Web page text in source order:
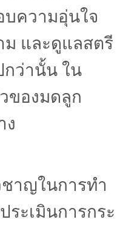
บความอุ่นใจ
ม และดูแลสตรี
กว่านั้น ใน
ของมดลูก
ง
าญในการทำ
ะเมินการกระ